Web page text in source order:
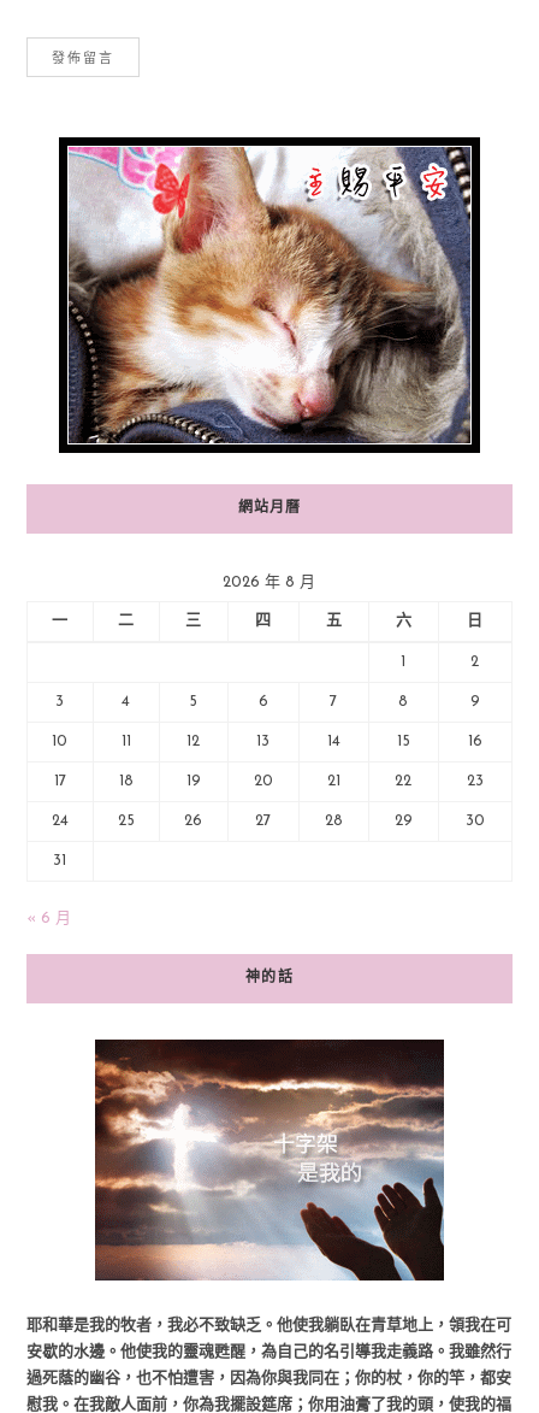
網站月曆
2026 年 8 月
一 二 三 四 五 六 日
2
3 4 5 6 7 8 9
10 12 13 14 15 16
17 18 19 20 21 22 23
24 25 26 27 28 29 30
31
« 6 月
神的話
耶和華是我的牧者，我必不致缺乏。他使我躺臥在青草地上，領我在可
安歇的水邊。他使我的靈魂甦醒，為自己的名引導我走義路。我雖然行
過死蔭的幽谷，也不怕遭害，因為你與我同在；你的杖，你的竿，都安
慰我。在我敵人面前，你為我擺設筵席；你用油膏了我的頭，使我的福